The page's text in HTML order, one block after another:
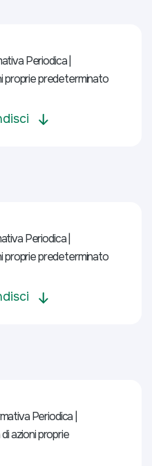
Periodica |
proprie predeterminato
Periodica |
proprie predeterminato
Periodica |
azioni proprie